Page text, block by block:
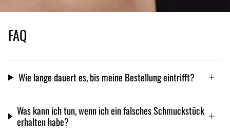
FAQ
Wie lange dauert es, bis meine Bestellung eintrifft?
Was kann ich tun, wenn ich ein falsches Schmuckstück
erhalten habe?